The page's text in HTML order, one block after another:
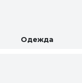
Одежда